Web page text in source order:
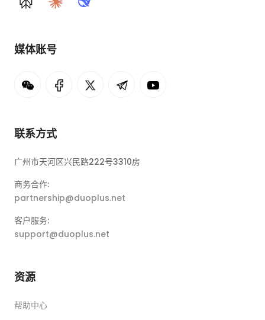
PerplexityClaudeDeepSeek
媒体账号
联系方式
广州市天河区兴民路222号3310房
商务合作:
partnership@duoplus.net
客户服务:
support@duoplus.net
资源
帮助中心